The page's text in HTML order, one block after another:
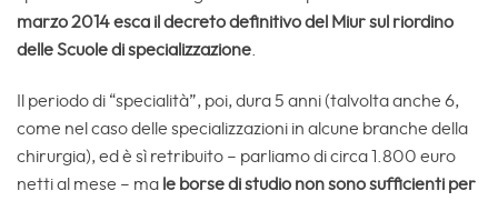
marzo 2014 esca il decreto definitivo del Miur sul riordino
delle Scuole di specializzazione
Il periodo di “specialità”, poi, dura 5 anni (talvolta anche 6,
come nel caso delle specializzazioni in alcune branche della
chirurgia), ed è sì retribuito – parliamo di circa 1.800 euro
netti al mese – ma le borse di studio non sono sufficienti per